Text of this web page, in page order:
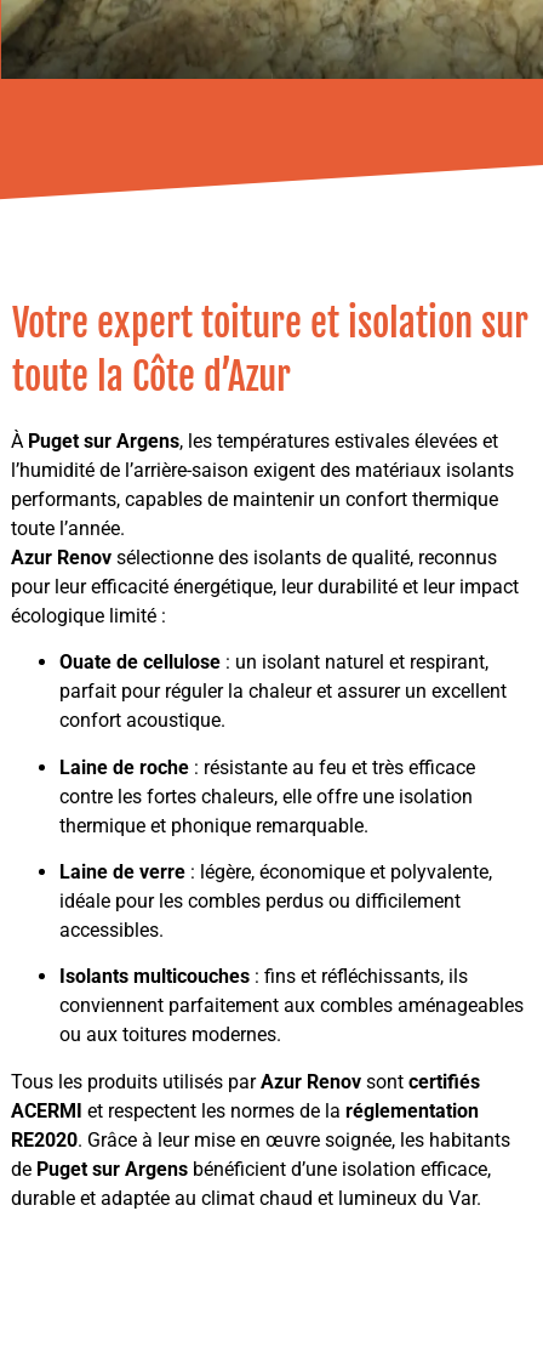
Votre expert toiture et isolation sur
toute la Côte d’Azur
À Puget sur Argens, les températures estivales élevées et
l’humidité de l’arrière-saison exigent des matériaux isolants
performants, capables de maintenir un confort thermique
toute l’année.
Azur Renov sélectionne des isolants de qualité, reconnus
pour leur efficacité énergétique, leur durabilité et leur impact
écologique limité :
Ouate de cellulose : un isolant naturel et respirant,
parfait pour réguler la chaleur et assurer un excellent
confort acoustique.
Laine de roche : résistante au feu et très efficace
contre les fortes chaleurs, elle offre une isolation
thermique et phonique remarquable.
Laine de verre : légère, économique et polyvalente,
idéale pour les combles perdus ou difficilement
accessibles.
Isolants multicouches : fins et réfléchissants, ils
conviennent parfaitement aux combles aménageables
ou aux toitures modernes.
Tous les produits utilisés parAzur Renov sont certifiés
ACERMI et respectent les normes de la réglementation
RE2020. Grâce à leur mise en œuvre soignée, les habitants
de Puget sur Argens bénéficient d’une isolation efficace,
durable et adaptée au climat chaud et lumineux du Var.